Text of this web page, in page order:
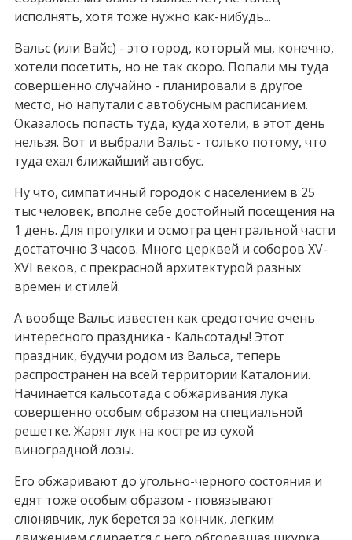
исполнять, хотя тоже нужно как-нибудь...
Вальс (или Вайс) - это город, который мы, конечно,
хотели посетить, но не так скоро. Попали мы туда
совершенно случайно - планировали в другое
место, но напутали с автобусным расписанием.
Оказалось попасть туда, куда хотели, в этот день
нельзя. Вот и выбрали Вальс - только потому, что
туда ехал ближайший автобус.
Ну что, симпатичный городок с населением в 25
тыс человек, вполне себе достойный посещения на
1 день. Для прогулки и осмотра центральной части
достаточно 3 часов. Много церквей и соборов XV-
XVI веков, с прекрасной архитектурой разных
времен и стилей.
А вообще Вальс известен как средоточие очень
интересного праздника - Кальсотады! Этот
праздник, будучи родом из Вальса, теперь
распространен на всей территории Каталонии.
Начинается кальсотада с обжаривания лука
совершенно особым образом на специальной
решетке. Жарят лук на костре из сухой
виноградной лозы.
Его обжаривают до угольно-черного состояния и
едят тоже особым образом - повязывают
слюнявчик, лук берется за кончик, легким